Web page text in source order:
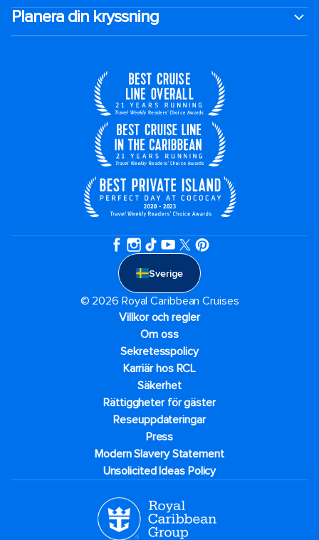
Planera din kryssning
Sverige
© 2026 Royal Caribbean Cruises
Villkor och regler
Om oss
Sekretesspolicy
Karriär hos RCL
Säkerhet
Rättiggheter för gäster
Reseuppdateringar​
Press
Modern Slavery Statement
Unsolicited Ideas Policy